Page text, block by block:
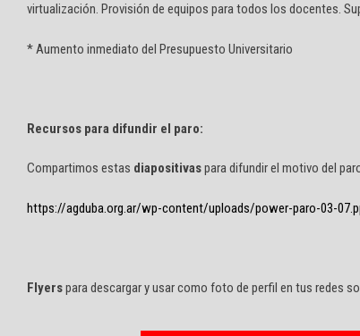
virtualización. Provisión de equipos para todos los docentes.
* Aumento inmediato del Presupuesto Universitario
Recursos para difundir el paro:
Compartimos estas diapositivaspara difundir el motivo del
https://agduba.org.ar/wp-content/uploads/power-paro-03-
Flyerspara descargar y usar como foto de perfil en tus redes